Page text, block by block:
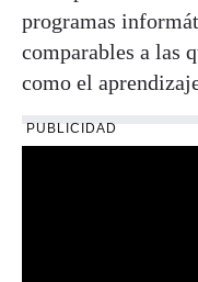
programas
comparables a las
como el
PUBLICIDAD